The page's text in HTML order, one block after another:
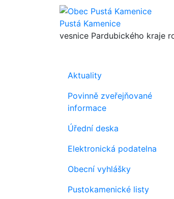
Pustá Kamenice
vesnice Pardubického kraje
Aktuality
Povinně zveřejňované
informace
Úřední deska
Elektronická podatelna
Obecní vyhlášky
Pustokamenické listy